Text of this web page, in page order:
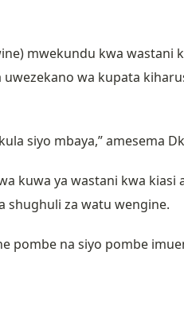
mwekundu kwa wastani
wa kupata
siyo mbaya,” amesema
kuwa ya wastani kwa kiasi
shughuli za watu wengine.
pombe na siyo pombe